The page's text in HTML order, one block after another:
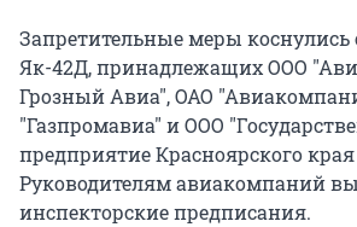
Запретительные меры коснулись
Як-42Д, принадлежащих ООО
Грозный Авиа", ОАО
"Газпромавиа" и ООО
предприятие Красноярского
Руководителям авиакомпаний
инспекторские предписания.